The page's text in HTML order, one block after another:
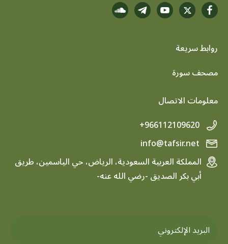
روابط سريعة
footer menu
مصحف سورة
معلومات الاتصال
+966112109620
المملكة العربية السعودية، الرياض، حي الياسمين، طريق
أبي بكر الصديق -رضي الله عنه-